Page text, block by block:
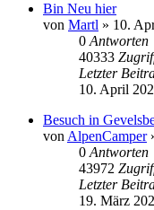
Bin Neu hier
von Martl » 10.
0 Antworten
40333
Letzter
10. April
Besuch in
von AlpenCamper
0 Antworten
43972
Letzter
19. März